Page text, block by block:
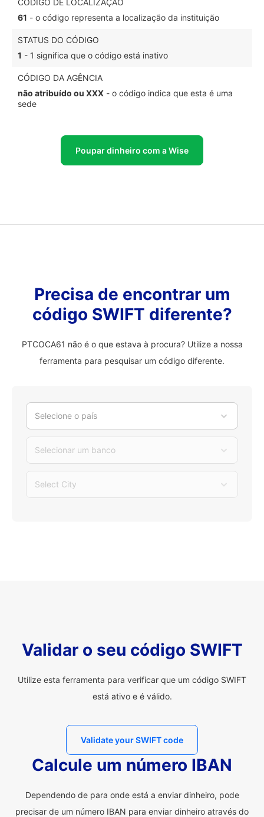
CÓDIGO DE LOCALIZAÇÃO
61 - o código representa a localização da instituição
STATUS DO CÓDIGO
1 - 1 significa que o código está inativo
CÓDIGO DA AGÊNCIA
não atribuído ou XXX - o código indica que esta é uma
sede
Poupar dinheiro com a Wise
Precisa de encontrar um
código SWIFT diferente?
PTCOCA61 não é o que estava à procura? Utilize a nossa
ferramenta para pesquisar um código diferente.
Selecione o país
Selecionar um banco
Select City
Validar o seu código SWIFT
Utilize esta ferramenta para verificar que um código SWIFT
está ativo e é válido.
Validate your SWIFT code
Calcule um número IBAN
Dependendo de para onde está a enviar dinheiro, pode
precisar de um número IBAN para enviar dinheiro através do